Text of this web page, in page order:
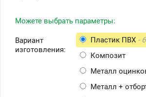
Можете выбрать параметры:
Вариант
изготовления:
Пластик ПВХ -
Композит
Металл
Металл +